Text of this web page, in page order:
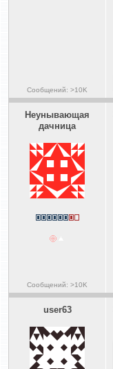
Сообщений: >10K
Heyнывaющая
дaчницa
Сообщений: >10K
user63